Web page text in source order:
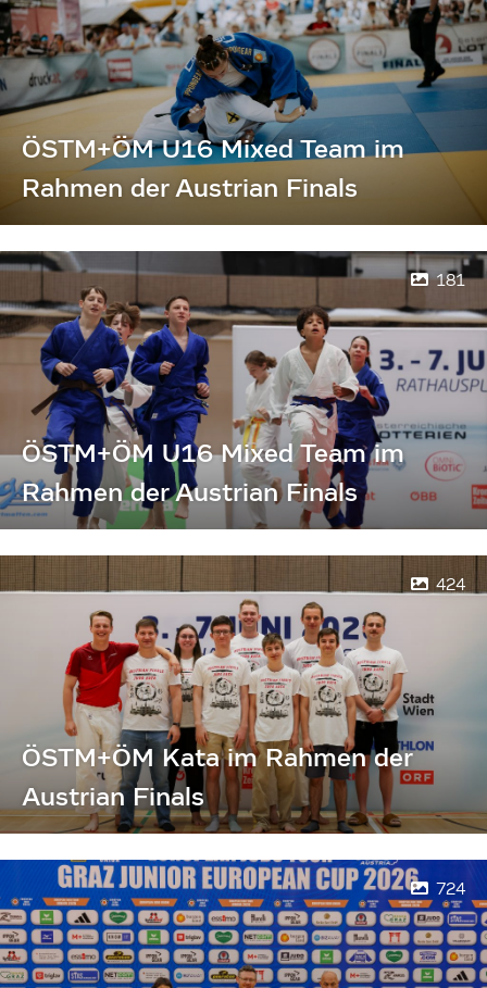
ÖSTM+ÖM U16 Mixed Team im
Rahmen der Austrian Finals
181
ÖSTM+ÖM U16 Mixed Team im
Rahmen der Austrian Finals
424
ÖSTM+ÖM Kata im Rahmen der
Austrian Finals
724